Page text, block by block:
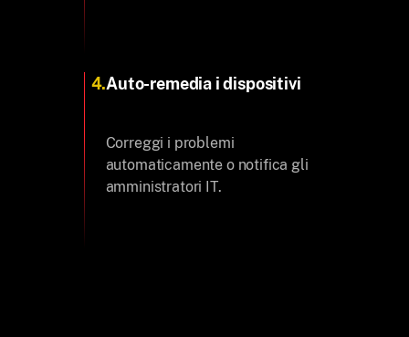
4.Auto-remedia i dispositivi
Correggi i problemi
automaticamente o notifica gli
amministratori IT.